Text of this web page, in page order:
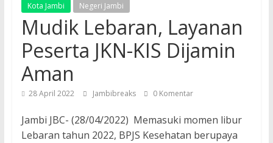
Kota Jambi Negeri Jambi
Mudik Lebaran, Layanan
Peserta JKN-KIS Dijamin
Aman
28 April 2022 Jambibreaks 0 Komentar
Jambi JBC- (28/04/2022) Memasuki momen libur
Lebaran tahun 2022, BPJS Kesehatan berupaya